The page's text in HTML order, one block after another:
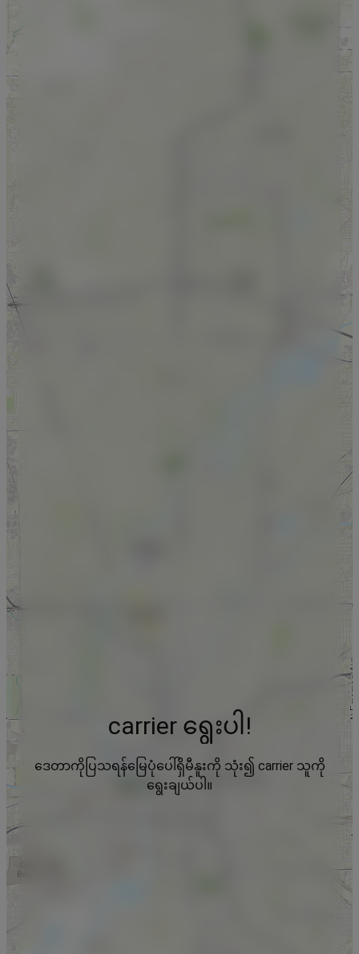
carrier ရွေးပါ!
ဒေတာကိုပြသရန်မြေပုံပေါ်ရှိမီနူးကို သုံး၍ carrier သူကို
ရွေးချယ်ပါ။